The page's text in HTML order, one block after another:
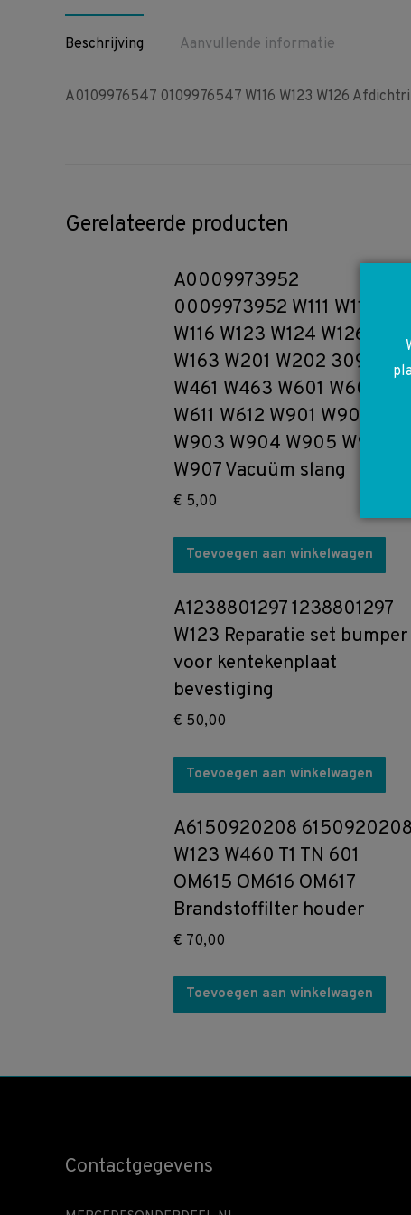
Beschrijving
Aanvullende informatie
A0109976547 0109976547 W116 W123 W126
Gerelateerde producten
A0009973952
0009973952 W111 W115
W116 W123 W124 W126
W163 W201 W202 309
W461 W463 W601 W602
W611 W612 W901 W902
W903 W904 W905 W906
W907 Vacuüm slang
€ 5,00
Toevoegen aan winkelwagen
A1238801297 1238801297
W123 Reparatie set bumper
voor kentekenplaat
bevestiging
€ 50,00
Toevoegen aan winkelwagen
A6150920208 6150920208
W123 W460 T1 TN 601
OM615 OM616 OM617
Brandstoffilter houder
€ 70,00
Toevoegen aan winkelwagen
Contactgegevens